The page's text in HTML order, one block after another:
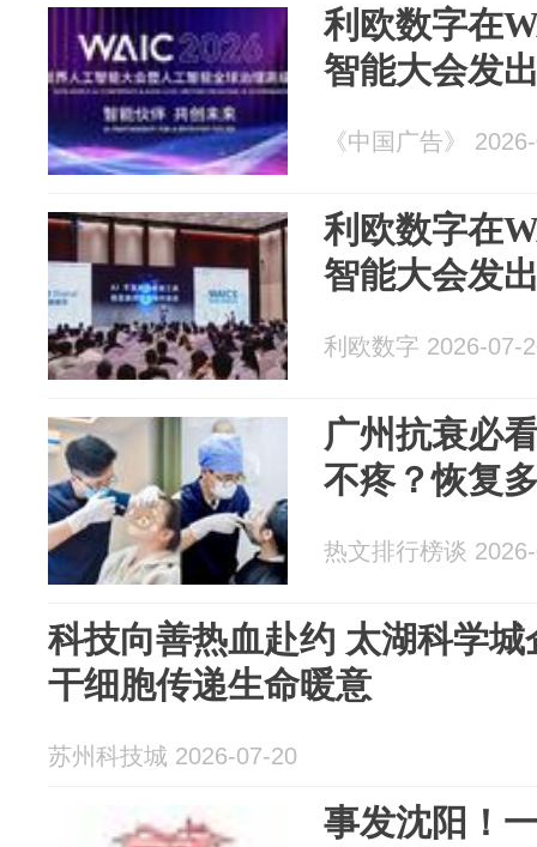
利欧数字在
智能大会发
《中国广告》
利欧数字在
智能大会发
利欧数字 2026-07-
广州抗衰必
不疼？恢复
热文排行榜谈
科技向善热血赴约 太湖科学
干细胞传递生命暖意
苏州科技城 2026-07-20
事发沈阳！